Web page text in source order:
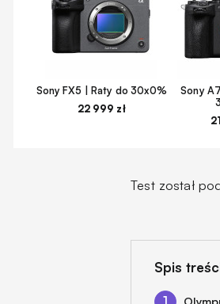
Sony FX5 | Raty do 30x0%
22 999 zł
Sony
Test został
Spis